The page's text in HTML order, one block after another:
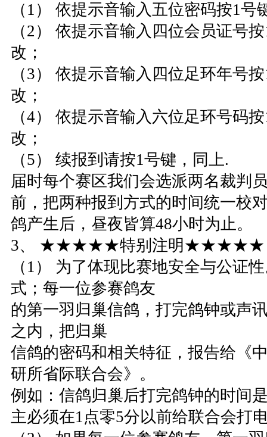
（1） 依提示音输入五位密码按1号
（2） 依提示音输入四位会员证号
改；
（3） 依提示音输入四位足环年号
改；
（4） 依提示音输入六位足环号码
改；
（5） 续报到请按1号键，同上.
届时每个赛区我们会选派两名裁判
前，把两种报到方式的时间统一校
鸽产生后，昼夜皆算48小时为止。
3、 ★★★★★特别注明★★★★★
（1） 为了体现比赛地安全与公证
式；每一位参赛鸽友
的第一羽归巢信鸽，打完鸽钟或声
之内，把归巢
信鸽的密码和相关特征，报告给《
研所省际联合会》。
例如：信鸽归巢后打完鸽钟的时间
主必须在1点零5分以前给联合会打